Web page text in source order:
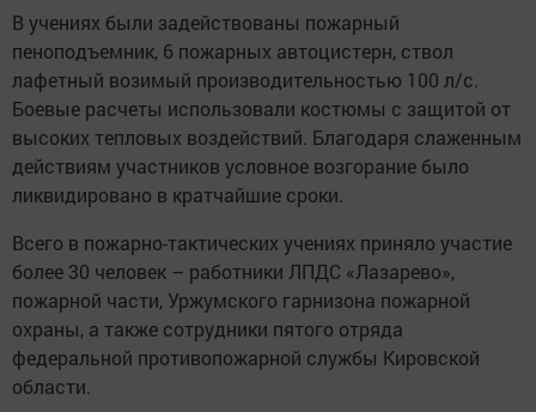
В учениях были задействованы пожарный
пеноподъемник, 6 пожарных автоцистерн, ствол
лафетный возимый производительностью 100 л/с.
Боевые расчеты использовали костюмы с защитой от
высоких тепловых воздействий. Благодаря слаженным
действиям участников условное возгорание было
ликвидировано в кратчайшие сроки.
Всего в пожарно-тактических учениях приняло участие
более 30 человек – работники ЛПДС «Лазарево»,
пожарной части, Уржумского гарнизона пожарной
охраны, а также сотрудники пятого отряда
федеральной противопожарной службы Кировской
области.